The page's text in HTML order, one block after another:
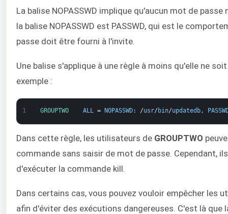
La balise NOPASSWD implique qu'aucun mot de
la balise NOPASSWD est PASSWD, qui est le
passe doit être fourni à l'invite.
Une balise s'applique à une règle à moins qu'elle ne
exemple :
1 GROUPTWO ALL = NOPASSWD: /usr/ bin/updatedb,
Dans cette règle, les utilisateurs de GROUPTWO
commande sans saisir de mot de passe. Cependant,
d'exécuter la commande kill.
Dans certains cas, vous pouvez vouloir empêcher les
afin d'éviter des exécutions dangereuses. C'est là que